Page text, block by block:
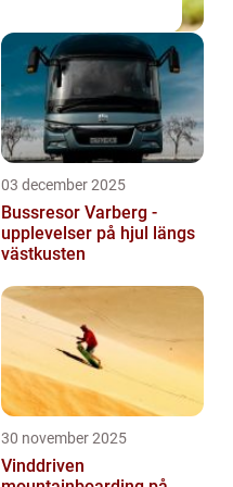
03 december 2025
Bussresor Varberg -
upplevelser på hjul längs
västkusten
30 november 2025
Vinddriven